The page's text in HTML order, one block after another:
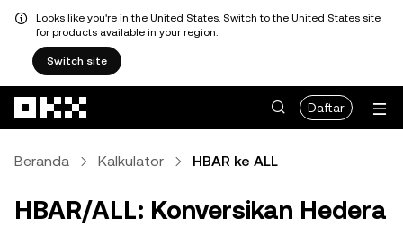
Looks like you're in the United States. Switch to the United States site
for products available in your region.
Switch site
Daftar
Beranda Kalkulator HBAR ke ALL
HBAR/ALL: Konversikan Hedera